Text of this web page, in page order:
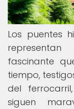
Los puentes
fascinante
tiempo,
del
siguen